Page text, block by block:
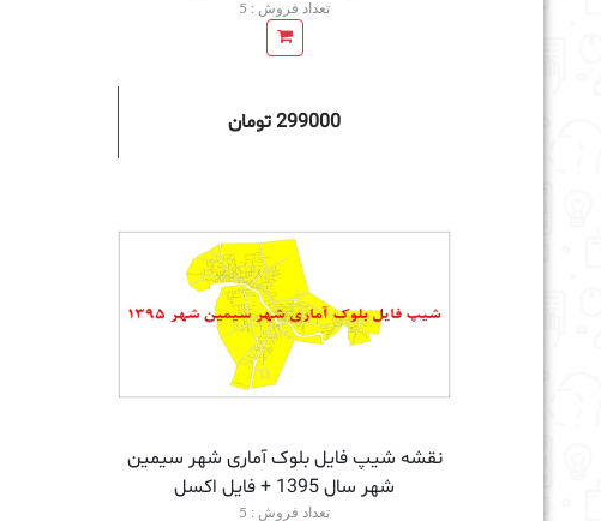
تعداد فروش : 5
299000 تومان
نقشه شیپ فایل بلوک آماری شهر سیمین
شهر سال 1395 + فايل اكسل
تعداد فروش : 5